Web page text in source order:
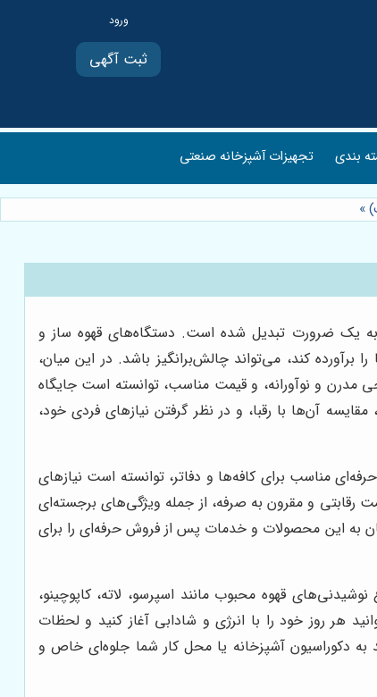
ثبت آگهی
بندی تجهیزات آشپزخانه صنعتی
»
یک ضرورت تبدیل شده است. دستگاه‌های قهوه ساز و
کند، می‌تواند چالش‌برانگیز باشد. در این میان،
مدرن و نوآورانه، و قیمت مناسب، توانسته است جایگاه
آن‌ها با رقبا، و در نظر گرفتن نیازهای فردی خود،
مناسب برای کافه‌ها و دفاتر، توانسته است نیازهای
رقابتی و مقرون به صرفه، از جمله ویژگی‌های برجسته‌ای
به این محصولات و خدمات پس از فروش حرفه‌ای را برای
قهوه محبوب مانند اسپرسو، لاته، کاپوچینو،
هر روز خود را با انرژی و شادابی آغاز کنید و لحظات
دکوراسیون آشپزخانه یا محل کار شما جلوه‌ای خاص و